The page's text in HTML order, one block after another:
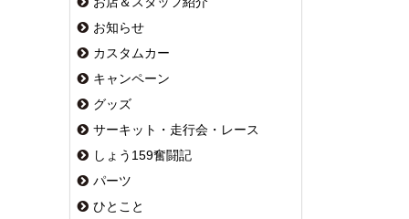
お知らせ
カスタムカー
キャンペーン
グッズ
サーキット・走行会・レース
しょう159奮闘記
パーツ
ひとこと